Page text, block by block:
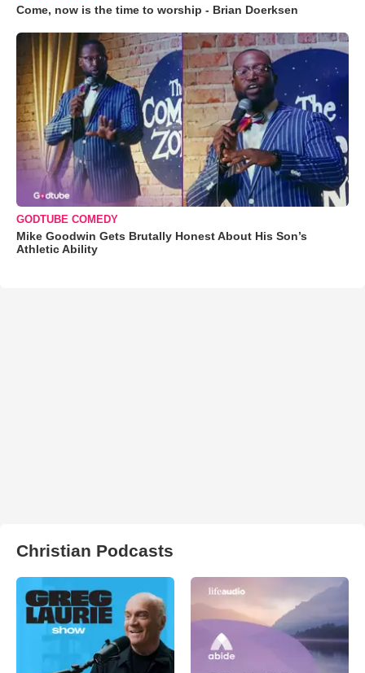
Come, now is the time to worship - Brian Doerksen
GODTUBE COMEDY
Mike Goodwin Gets Brutally Honest About His Son’s
Athletic Ability
Christian Podcasts